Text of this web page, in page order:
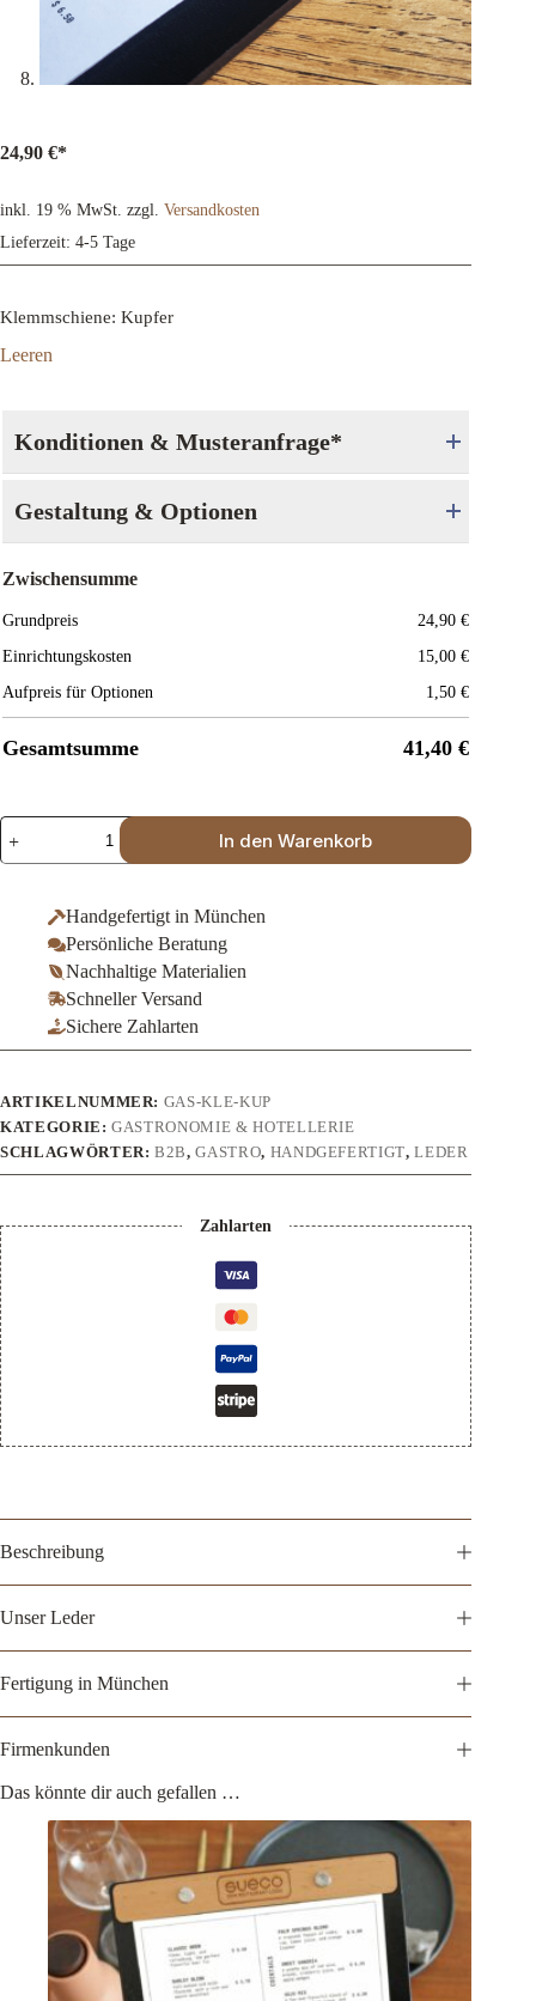
24,90 €*
inkl. 19 % MwSt. zzgl. Versandkosten
Lieferzeit: 4-5 Tage
Klemmschiene: Kupfer
Leeren
Konditionen & Musteranfrage*
Gestaltung & Optionen
Zwischensumme
Grundpreis 24,90€
Einrichtungskosten
15,00€
Aufpreis für Optionen
1,50€
Gesamtsumme 41,40€
Klemmbrett
A5
-
Klemmschiene
Gravur
Menge
In den Warenkorb
Handgefertigt in München
Persönliche Beratung
Nachhaltige Materialien
Schneller Versand
Sichere Zahlarten
ARTIKELNUMMER: GAS-KLE-KUP
KATEGORIE:GASTRONOMIE & HOTELLERIE
SCHLAGWÖRTER:B2B,GASTRO, HANDGEFERTIGT,LEDER
Zahlarten
Beschreibung
Unser Leder
Fertigung in München
Firmenkunden
Das könnte dir auch gefallen …